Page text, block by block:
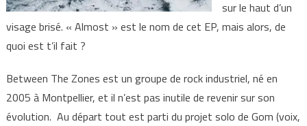
sur le haut d’un
visage brisé. « Almost » est le nom de cet EP, mais alors, de
quoi est t’il fait ?
Between The Zones est un groupe de rock industriel, né en
2005 à Montpellier, et il n’est pas inutile de revenir sur son
évolution. Au départ tout est parti du projet solo de Gom (voix,